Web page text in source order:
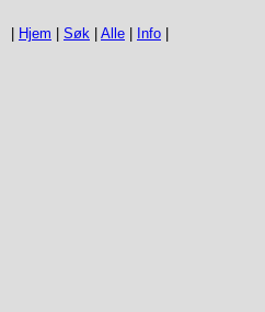
Hjem Søk Alle Info